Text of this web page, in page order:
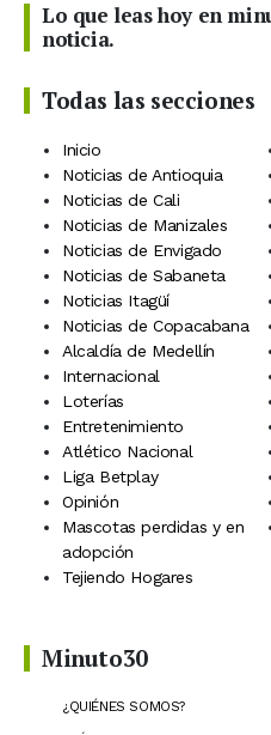
Lo que leas hoy en
noticia.
Todas las secciones
Inicio
Noticias de Antioquia
Noticias de Cali
Noticias de Manizales
Noticias de Envigado
Noticias de Sabaneta
Noticias Itagüí
Noticias de Copacabana
Alcaldía de Medellín
Internacional
Loterías
Entretenimiento
Atlético Nacional
Liga Betplay
Opinión
Mascotas perdidas y en
adopción
Tejiendo Hogares
Minuto30
¿QUIÉNES SOMOS?